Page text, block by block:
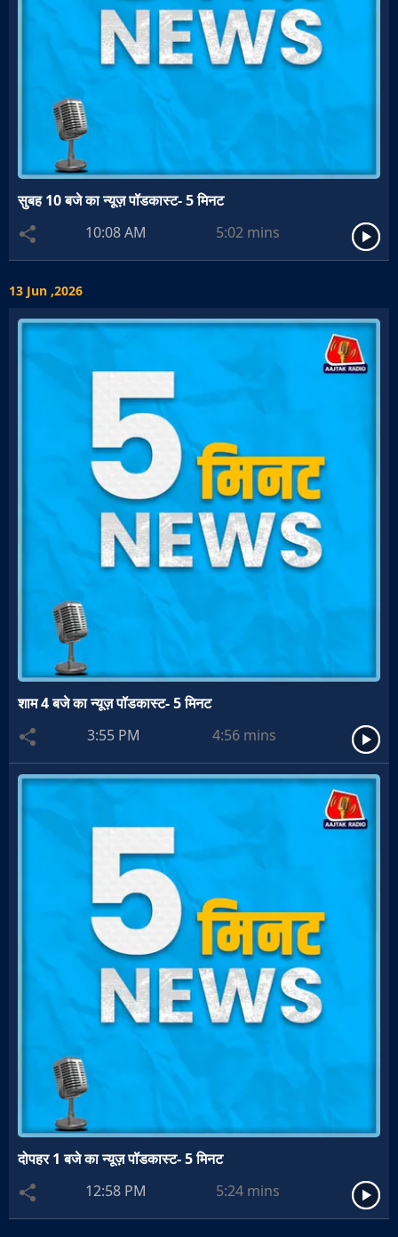
सुबह 10 बजे का न्यूज़ पॉडकास्ट- 5 मिनट
10:08 AM
5:02 mins
13 Jun ,2026
शाम 4 बजे का न्यूज़ पॉडकास्ट- 5 मिनट
3:55 PM
4:56 mins
दोपहर 1 बजे का न्यूज़ पॉडकास्ट- 5 मिनट
12:58 PM
5:24 mins